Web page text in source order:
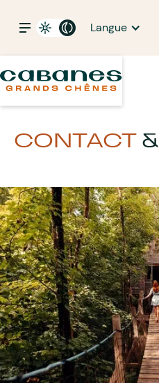
Langue
CONTACT